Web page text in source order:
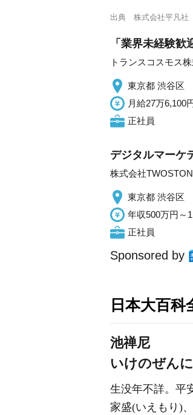
出典 株式会社平凡社
「業界未経験
トランスコスモス
東京都 渋谷区
月給27万6,100
正社員
デジタルマーケ
株式会社
東京都 渋谷区
年収500万円～
正社員
Sponsored by
日本大百
池禅尼
いけのぜんに
生没年不詳。平
家盛(いえもり)